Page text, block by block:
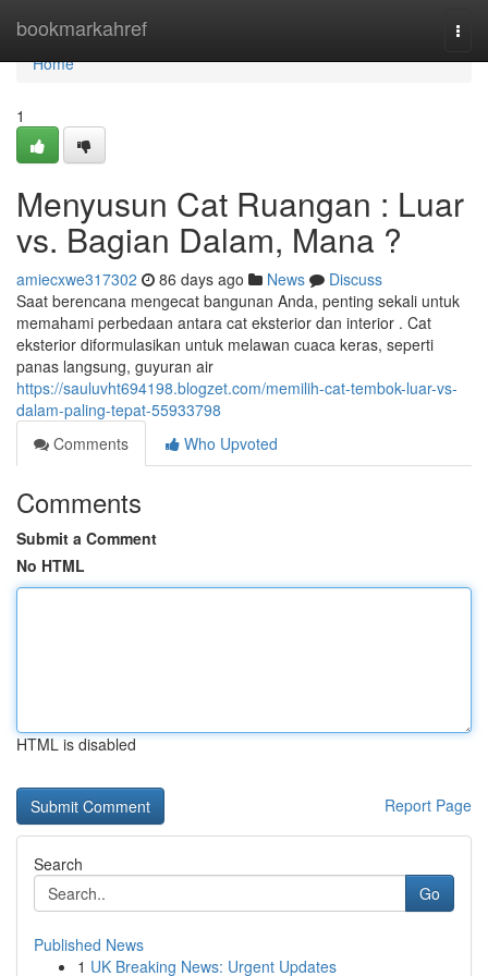
bookmarkahref
Home
Home
1
Menyusun Cat Ruangan : Luar
vs. Bagian Dalam, Mana ?
amiecxwe317302 86 days ago News
Discuss
Saat berencana mengecat bangunan Anda, penting sekali untuk
memahami perbedaan antara cat eksterior dan interior . Cat
eksterior diformulasikan untuk melawan cuaca keras, seperti
panas langsung, guyuran air
https://sauluvht694198.blogzet.com/memilih-cat-tembok-luar-vs-
dalam-paling-tepat-55933798
Comments
Who Upvoted
Comments
Submit a Comment
No HTML
HTML is disabled
Report Page
Search
Go
Published News
1 UK Breaking News: Urgent Updates